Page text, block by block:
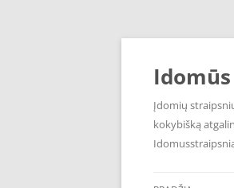
Pereiti
turinio
Įdomių
kokybišką